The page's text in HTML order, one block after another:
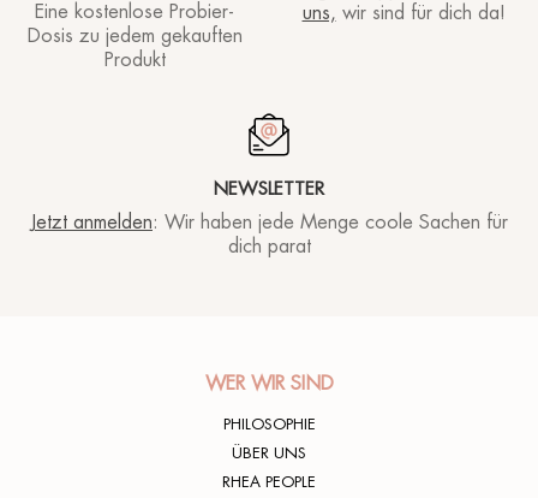
Eine kostenlose Probier-
Dosis zu jedem gekauften
Produkt
uns, wir sind für dich da!
NEWSLETTER
Jetzt anmelden: Wir haben jede Menge coole Sachen für
dich parat
WER WIR SIND
PHILOSOPHIE
ÜBER UNS
RHEA PEOPLE